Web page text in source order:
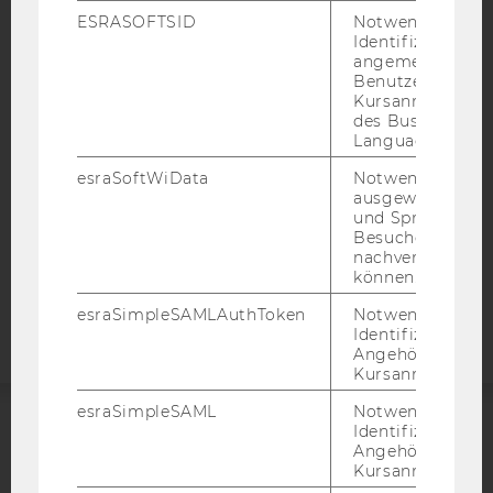
IMPRESSUM
BARRIEREFREIHEITSERKLÄRUNG WEBSEITE
DATENSCHUTZERKLÄRUNG
DATENSCHUTZERKLÄRUNG SOCIAL MEDIA
DATENSCHUTZERKLÄRUNG
STUDIENBEWERBER*INNEN UND STUDIERENDE
Barrierefreiheitserklärung
Webseite
ESRASOFTSID
Notwendig zur
Identifizierung
angemeldeten
Benutzers im
des Business
Language
esraSoftWiData
Notwendig um
ausgewählte
und
Besuchers
nachverfolgen
können.
esraSimpleSAMLAuthToken
Notwendig zur
Identifizierung
Angehörige/r für
Kursanmeldung.
esraSimpleSAML
Notwendig zur
Identifizierung
Angehörige/r für
Kursanmeldung.